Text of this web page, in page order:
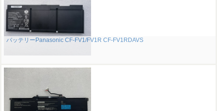
バッテリーPanasonic CF-FV1/FV1R CF-FV1RDAVS